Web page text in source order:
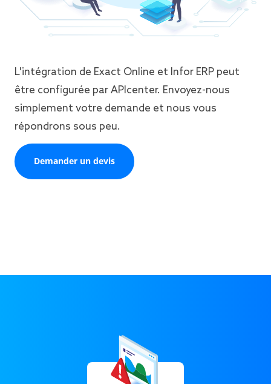
L'intégration de Exact Online et Infor ERP peut
être configurée par APIcenter. Envoyez-nous
simplement votre demande et nous vous
répondrons sous peu.
Demander un devis